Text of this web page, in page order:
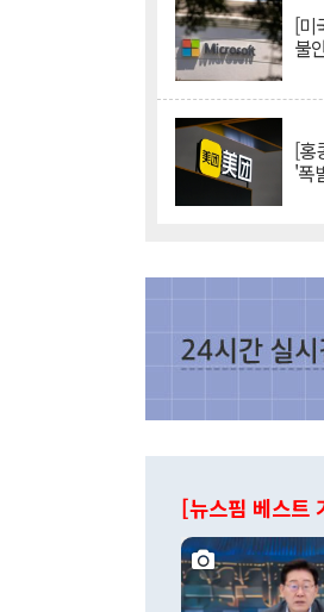
[미
불
[홍
'폭
[뉴스핌 베스트